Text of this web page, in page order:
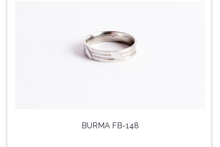
BURMA FB-148